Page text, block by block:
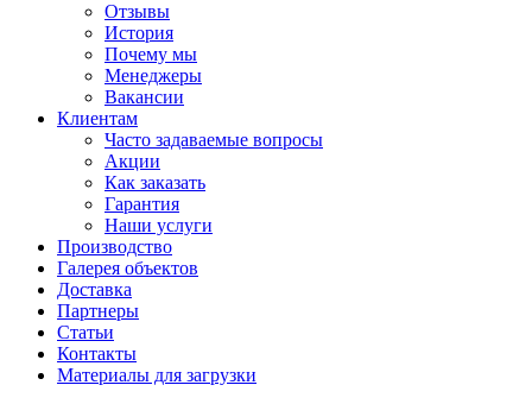
Отзывы
История
Почему мы
Менеджеры
Вакансии
Клиентам
Часто задаваемые вопросы
Акции
Как заказать
Гарантия
Наши услуги
Производство
Галерея объектов
Доставка
Партнеры
Статьи
Контакты
Материалы для загрузки